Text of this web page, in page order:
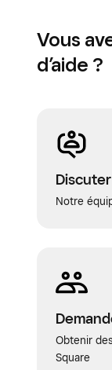
Vous
d’aide ?
Notre
Obtenir
Square